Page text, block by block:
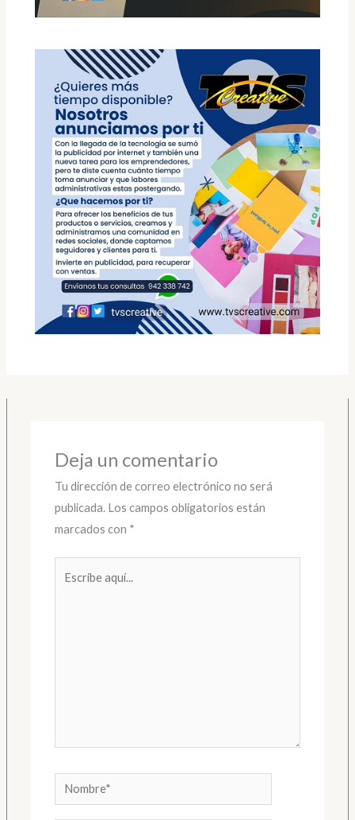
Deja un comentario
Tu dirección de correo electrónico no será
publicada. Los campos obligatorios están
marcados con *
Nombre*